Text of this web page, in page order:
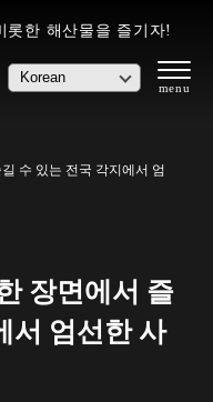
롯한 해산물을 즐기자!
수 있는 전국 각지에서 엄
장면에서 즐
서 엄선한 사